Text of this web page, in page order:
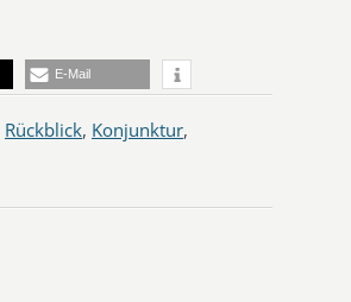
E-Mail
Rückblick, Konjunktur,